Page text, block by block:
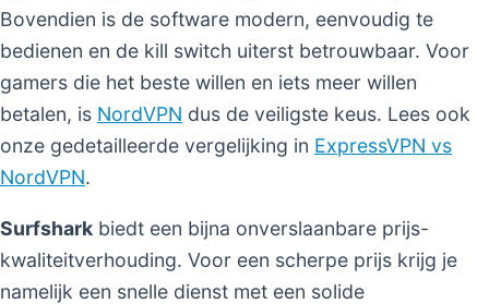
Bovendien is de software modern, eenvoudig te
bedienen en de kill switch uiterst betrouwbaar. Voor
gamers die het beste willen en iets meer willen
betalen, is NordVPN dus de veiligste keus. Lees ook
onze gedetailleerde vergelijking in ExpressVPN vs
NordVPN.
Surfshark biedt een bijna onverslaanbare prijs-
kwaliteitverhouding. Voor een scherpe prijs krijg je
namelijk een snelle dienst met een solide